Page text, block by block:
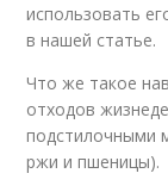
использовать
в нашей статье.
Что же такое
отходов
подстилочными
ржи и пшеницы).